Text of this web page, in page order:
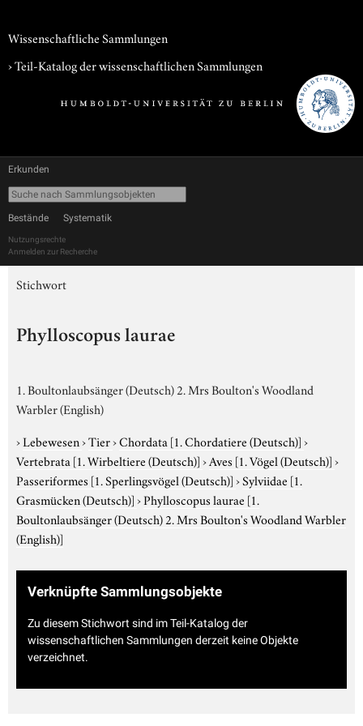
Wissenschaftliche Sammlungen
› Teil-Katalog der wissenschaftlichen Sammlungen
Erkunden
Bestände Systematik
Nutzungsrechte
Anmelden zur Recherche
Stichwort
Phylloscopus laurae
1. Boultonlaubsänger (Deutsch) 2. Mrs Boulton's Woodland
Warbler (English)
›Lebewesen›Tier›Chordata [1. Chordatiere (Deutsch)]›
Vertebrata [1. Wirbeltiere (Deutsch)]›Aves [1. Vögel (Deutsch)]›
Passeriformes [1. Sperlingsvögel (Deutsch)]›Sylviidae [1.
Grasmücken (Deutsch)]›Phylloscopus laurae [1.
Boultonlaubsänger (Deutsch) 2. Mrs Boulton's Woodland Warbler
(English)]
Verknüpfte Sammlungsobjekte
Zu diesem Stichwort sind im Teil-Katalog der
wissenschaftlichen Sammlungen derzeit keine Objekte
verzeichnet.